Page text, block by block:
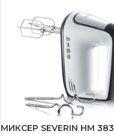
МИКСЕР SEVERIN HM